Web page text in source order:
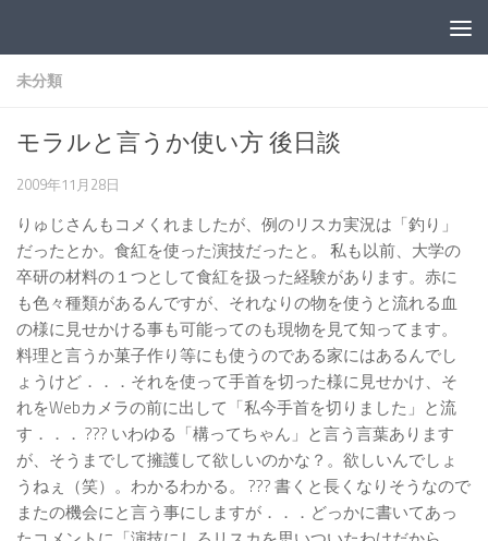
未分類
モラルと言うか使い方 後日談
2009年11月28日
りゅじさんもコメくれましたが、例のリスカ実況は「釣り」
だったとか。食紅を使った演技だったと。 私も以前、大学の
卒研の材料の１つとして食紅を扱った経験があります。赤に
も色々種類があるんですが、それなりの物を使うと流れる血
の様に見せかける事も可能ってのも現物を見て知ってます。
料理と言うか菓子作り等にも使うのである家にはあるんでし
ょうけど．．．それを使って手首を切った様に見せかけ、そ
れをWebカメラの前に出して「私今手首を切りました」と流
す．．． ??? いわゆる「構ってちゃん」と言う言葉あります
が、そうまでして擁護して欲しいのかな？。欲しいんでしょ
うねぇ（笑）。わかるわかる。 ??? 書くと長くなりそうなので
またの機会にと言う事にしますが．．．どっかに書いてあっ